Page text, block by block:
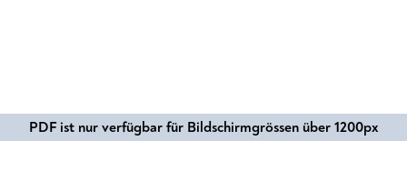
PDF ist nur verfügbar für Bildschirmgrössen über 1200px